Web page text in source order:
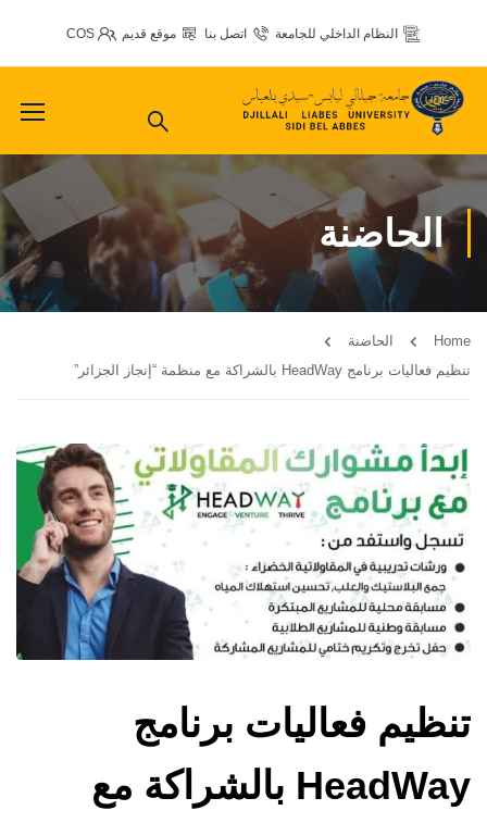
النظام الداخلي للجامعة اتصل بنا موقع قديم COS
الحاضنة
Home
الحاضنة
تنظيم فعاليات برنامج HeadWay بالشراكة مع منظمة “إنجاز الجزائر”
تنظيم فعاليات برنامج
HeadWay بالشراكة مع